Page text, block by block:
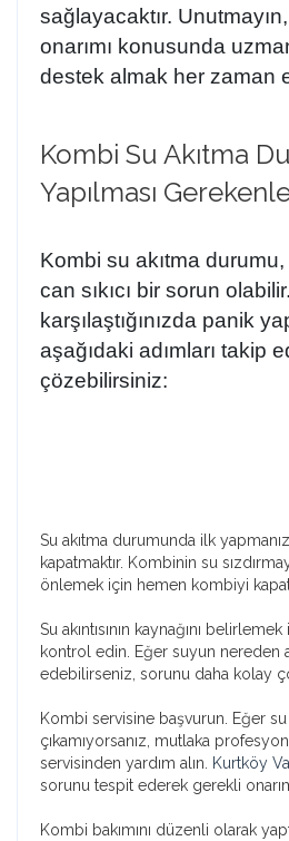
sağlayacaktır.
onarımı konusunda
destek almak her zaman
Kombi Su Akıtma
Yapılması
Kombi su akıtma
can sıkıcı bir sorun
karşılaştığınızda panik
aşağıdaki adımları takip
çözebilirsiniz:
Su akıtma durumunda ilk
kapatmaktır. Kombinin su
önlemek için hemen kombiyi
Su akıntısının kaynağını
kontrol edin. Eğer suyun nereden
edebilirseniz, sorunu daha kolay
Kombi servisine başvurun. Eğer
çıkamıyorsanız, mutlaka
servisinden yardım alın.
Kurtköy
sorunu tespit ederek gerekli
Kombi bakımını düzenli olarak